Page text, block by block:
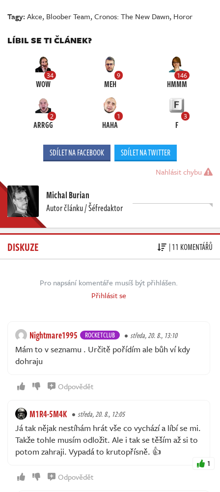
Tagy:Akce, Bloober Team,Cronos: The New Dawn, Horor
LÍBIL SE TI ČLÁNEK?
34
WOW
9
MEH
146
HMMM
2
ARRGG
1
HAHA
3
F
SDÍLET NA FACEBOOK SDÍLET NA TWITTER
Nahlásit chybu
Michal Burian
Autor článku / Šéfredaktor
DISKUZE | 11 KOMENTÁŘŮ
Pro napsání komentáře musíš být přihlášen.
Přihlásit se
Nightmare1995 ROCKETCLUB středa, 20. 8., 13:10
Mám to v seznamu . Určitě pořídím ale bůh ví kdy
dohraju
Odpovědět
M1R4-5M4K středa, 20. 8., 12:05
Já tak nějak nestíhám hrát vše co vychází a líbí se mi.
Takže tohle musím odložit. Ale i tak se těším až si to
potom zahraji. Vypadá to krutopřísně. 👍
1
Odpovědět